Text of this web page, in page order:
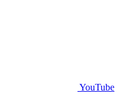
YouTube